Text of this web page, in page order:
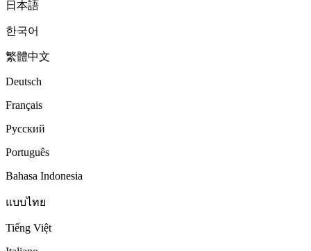
日本語
한국어
繁體中文
Deutsch
Français
Русский
Português
Bahasa Indonesia
แบบไทย
Tiếng Việt